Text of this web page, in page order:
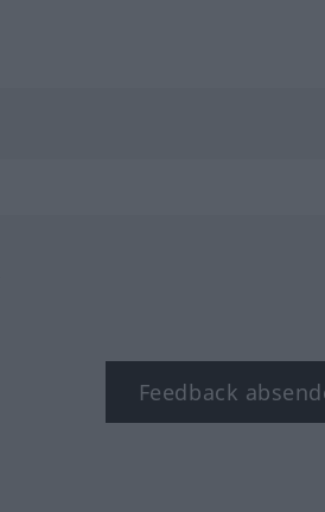
Feedback